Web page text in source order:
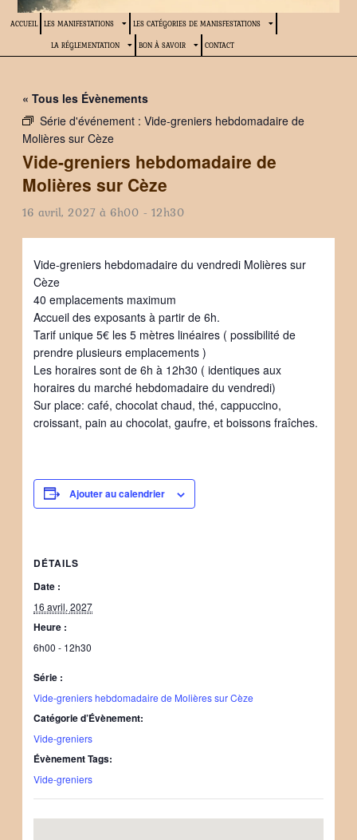
ACCUEIL LES MANIFESTATIONS LES CATÉGORIES DE MANISFESTATIONS
LA RÉGLEMENTATION BON À SAVOIR CONTACT
« Tous les Évènements
Série d'événement : Vide-greniers hebdomadaire de
Molières sur Cèze
Vide-greniers hebdomadaire de
Molières sur Cèze
16 avril, 2027 à 6h00 - 12h30
Vide-greniers hebdomadaire du vendredi Molières sur
Cèze
40 emplacements maximum
Accueil des exposants à partir de 6h.
Tarif unique 5€ les 5 mètres linéaires ( possibilité de
prendre plusieurs emplacements )
Les horaires sont de 6h à 12h30 ( identiques aux
horaires du marché hebdomadaire du vendredi)
Sur place: café, chocolat chaud, thé, cappuccino,
croissant, pain au chocolat, gaufre, et boissons fraîches.
Ajouter au calendrier
DÉTAILS
Date :
16 avril, 2027
Heure :
6h00 - 12h30
Série :
Vide-greniers hebdomadaire de Molières sur Cèze
Catégorie d’Évènement:
Vide-greniers
Évènement Tags:
Vide-greniers